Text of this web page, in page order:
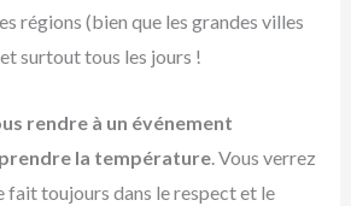
régions (bien que les grandes villes
surtout tous les jours !
rendre à un événement
la température. Vous verrez
fait toujours dans le respect et le